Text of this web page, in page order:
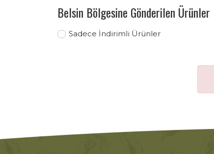
Belsin Bölgesine Gönderilen Ürünler
Sadece İndirimli Ürünler